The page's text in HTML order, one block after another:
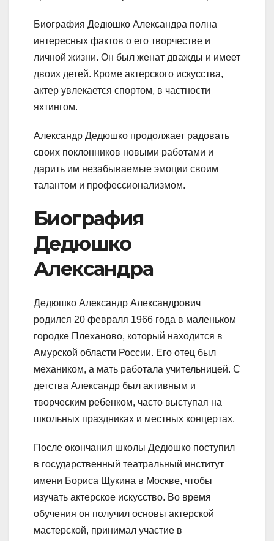
Биография Дедюшко Александра полна
интересных фактов о его творчестве и
личной жизни. Он был женат дважды и имеет
двоих детей. Кроме актерского искусства,
актер увлекается спортом, в частности
яхтингом.
Александр Дедюшко продолжает радовать
своих поклонников новыми работами и
дарить им незабываемые эмоции своим
талантом и профессионализмом.
Биография
Дедюшко
Александра
Дедюшко Александр Александрович
родился 20 февраля 1966 года в маленьком
городке Плеханово, который находится в
Амурской области России. Его отец был
механиком, а мать работала учительницей. С
детства Александр был активным и
творческим ребенком, часто выступая на
школьных праздниках и местных концертах.
После окончания школы Дедюшко поступил
в государственный театральный институт
имени Бориса Щукина в Москве, чтобы
изучать актерское искусство. Во время
обучения он получил основы актерской
мастерской, принимал участие в